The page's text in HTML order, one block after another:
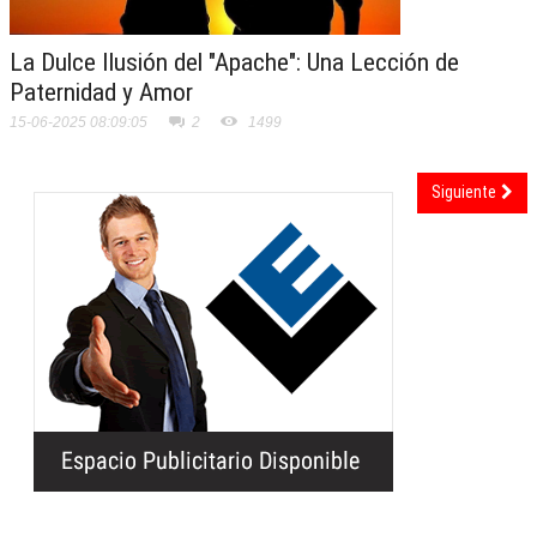
La Dulce Ilusión del "Apache": Una Lección de
Paternidad y Amor
15-06-2025 08:09:05 2 1499
Siguiente